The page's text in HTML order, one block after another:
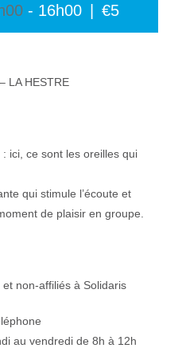
- 16h00 €5
LA HESTRE
ici, ce sont les oreilles qui
qui stimule l’écoute et
de plaisir en groupe.
non-affiliés à Solidaris
au vendredi de 8h à 12h